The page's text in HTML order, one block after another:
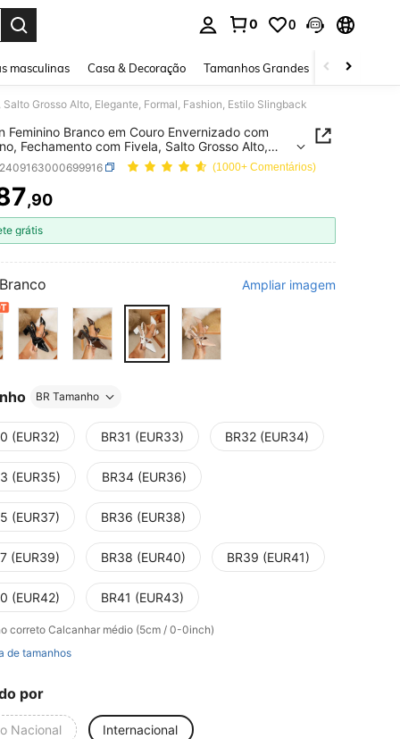
0 0
masculinas Casa & Decoração Tamanhos Grandes Joias e
Grosso Alto, Elegante, Formal, Fashion, Estilo Slingback
Feminino Branco em Couro Envernizado com
Fechamento com Fivela, Salto Grosso Alto,
Formal, Fashion, Estilo Slingback
(1000+ Comentários)
AND AVAILABILITY
,90
grátis
Branco Ampliar imagem
BR Tamanho
(EUR32) BR31 (EUR33) BR32 (EUR34)
(EUR35) BR34 (EUR36)
(EUR37) BR36 (EUR38)
(EUR39) BR38 (EUR40) BR39 (EUR41)
(EUR42) BR41 (EUR43)
correto Calcanhar médio (5cm / 0-0inch)
de tamanhos
por
Nacional Internacional